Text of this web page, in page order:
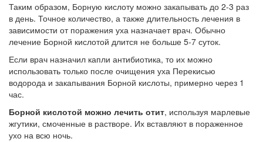
Таким образом, Борную кислоту можно закапывать до 2-3 раз
в день. Точное количество, а также длительность лечения в
зависимости от поражения уха назначает врач. Обычно
лечение Борной кислотой длится не больше 5-7 суток.
Если врач назначил капли антибиотика, то их можно
использовать только после очищения уха Перекисью
водорода и закапывания Борной кислоты, примерно через 1
час.
Борной кислотой можно лечить отит, используя марлевые
жгутики, смоченные в растворе. Их вставляют в пораженное
ухо на всю ночь.